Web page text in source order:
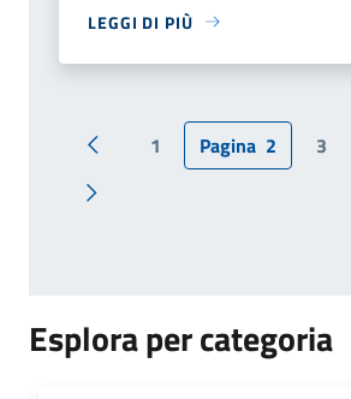
LEGGI DI PIÙ
Pagina precedente
1 Pagina 2 3
Pagina successiva
Esplora per categoria